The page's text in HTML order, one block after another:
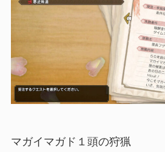
マガイマガド １頭の狩猟